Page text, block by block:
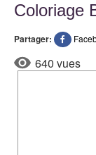
Coloriage
Partager:
640 vues